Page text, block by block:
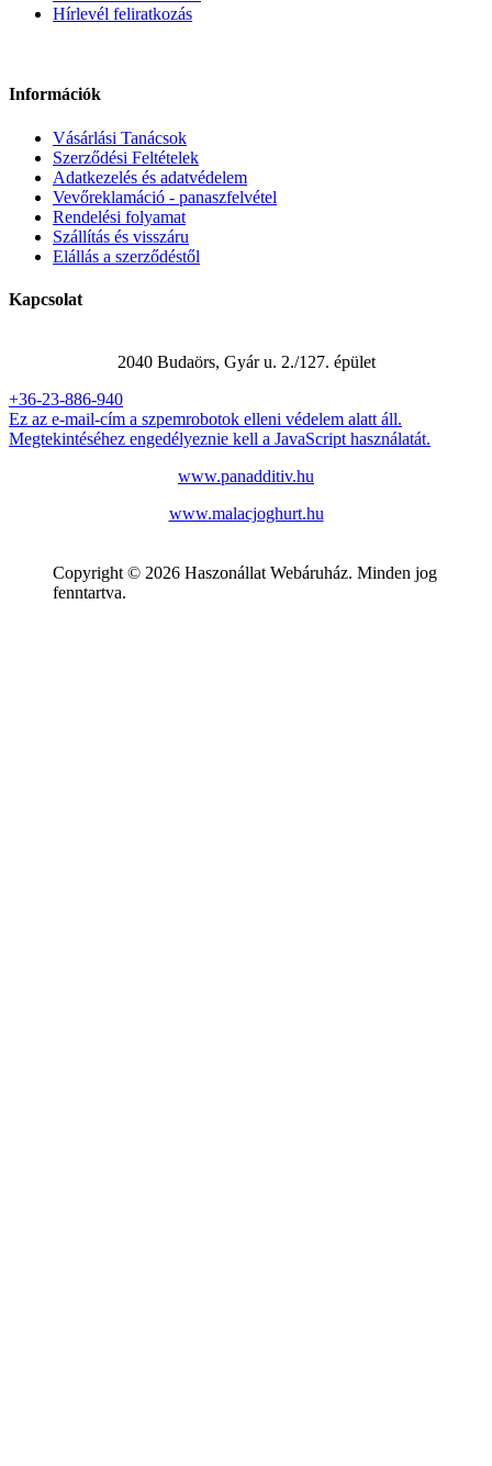
Hírlevél feliratkozás
Információk
Vásárlási Tanácsok
Szerződési Feltételek
Adatkezelés és adatvédelem
Vevőreklamáció - panaszfelvétel
Rendelési folyamat
Szállítás és visszáru
Elállás a szerződéstől
Kapcsolat
2040 Budaörs, Gyár u. 2./127. épület
+36-23-886-940
Ez az e-mail-cím a szpemrobotok elleni védelem alatt áll.
Megtekintéséhez engedélyeznie kell a JavaScript használatát.
www.panadditiv.hu
www.malacjoghurt.hu
Copyright © 2026 Haszonállat Webáruház. Minden jog
fenntartva.